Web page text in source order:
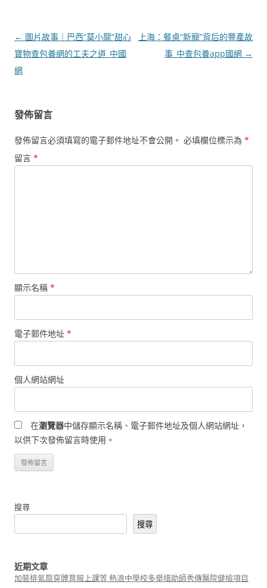
文
章
導
← 圖片故事｜巴西“莫小龍”甜心
寶物查包養網的工夫之道_中國
網
上海：餐桌“新寵”背后的豐產故
事_中查包養app國網 →
發佈留言
發佈留言必須填寫的電子郵件地址不會公開。 必填欄位標示為 *
留言 *
顯示名稱 *
電子郵件地址 *
個人網站網址
在瀏覽器中儲存顯示名稱、電子郵件地址及個人網站網址，
以供下次發佈留言時使用。
搜尋
搜尋
近期文章
加裝排氣扇穿體育服上課等 熱浪中學校多舉措助師秀傳醫院健檢項目